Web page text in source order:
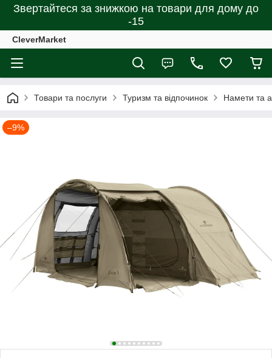
Звертайтеся за знижкою на товари для дому до
-15
CleverMarket
Товари та послуги Туризм та відпочинок Намети та
–9%